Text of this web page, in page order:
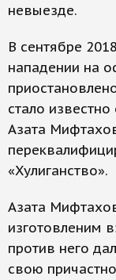
невыезде.
В сентябре
нападении на
стало
Азата
«Хулиганство».
Азата
изготовленим
против него
свою